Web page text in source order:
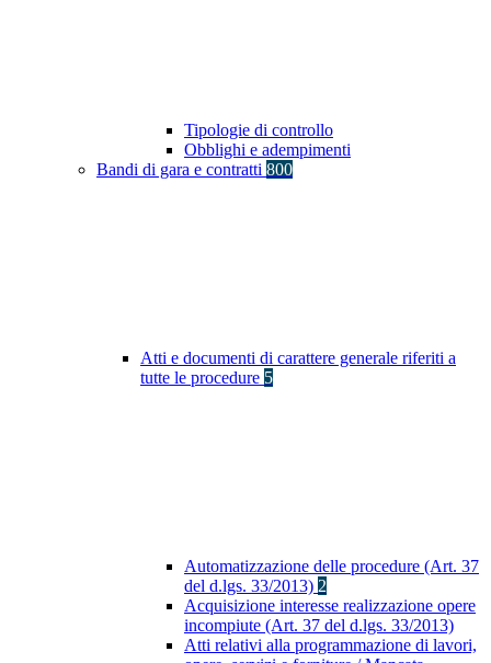
Tipologie di controllo
Obblighi e adempimenti
Bandi di gara e contratti 800
Atti e documenti di carattere generale riferiti a
tutte le procedure 5
Automatizzazione delle procedure (Art. 37
del d.lgs. 33/2013) 2
Acquisizione interesse realizzazione opere
incompiute (Art. 37 del d.lgs. 33/2013)
Atti relativi alla programmazione di lavori,